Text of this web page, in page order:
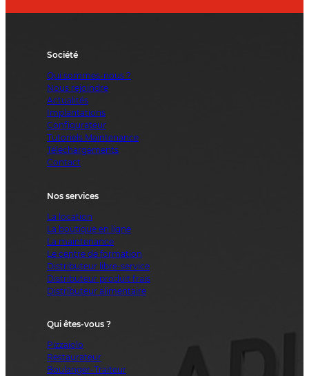
Société
Qui sommes-nous ?
Nous rejoindre
Actualités
Implantations
Configurateur
Tutoriels Maintenance
Téléchargements
Contact
Nos services
La location
La boutique en ligne
La maintenance
Le centre de formation
Distributeur libre-service
Distributeur produit frais
Distributeur alimentaire
Qui êtes-vous ?
Pizzaiolo
Restaurateur
Boulanger-Traiteur